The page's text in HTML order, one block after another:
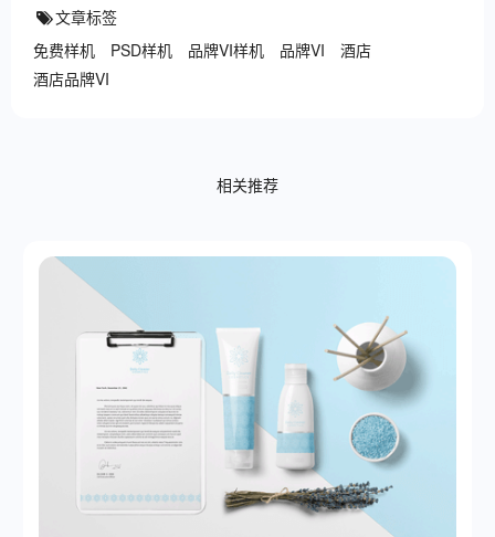
文章标签
免费样机
PSD样机 品牌VI样机 品牌VI
酒店
酒店品牌VI
相关推荐